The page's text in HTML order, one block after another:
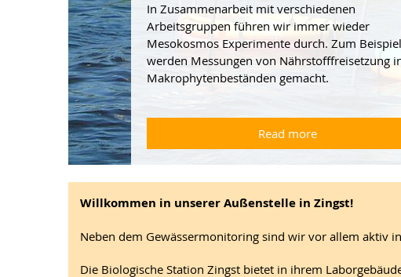
In Zusammenarbeit mit verschiedenen
Arbeitsgruppen führen wir immer wieder
Mesokosmos Experimente durch. Zum Beispiel
werden Messungen von Nährstofffreisetzung
Makrophytenbeständen gemacht.
Read more
Willkommen in unserer Außenstelle in Zingst!
Neben dem Gewässermonitoring sind wir vor allem aktiv
Die Biologische Station Zingst bietet in ihrem